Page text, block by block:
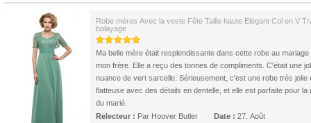
Robe mères Avec la veste Fête Taille haute Elégant Col en V
balayage
Ma belle mère était resplendissante dans cette robe au mariage
mon frère. Elle a reçu des tonnes de compliments. C'était une
nuance de vert sarcelle. Sérieusement, c'est une robe très jolie
flatteuse avec des détails en dentelle, et elle est parfaite pour la
du marié.
Relecteur : Par Hoover Butler Date : 27. Août